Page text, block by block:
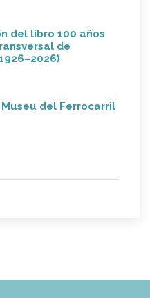
del libro 100 años
de
Museu del Ferrocarril